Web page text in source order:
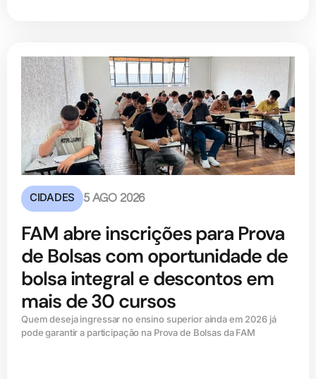
CIDADES 5 AGO 2026
FAM abre inscrições para Prova
de Bolsas com oportunidade de
bolsa integral e descontos em
mais de 30 cursos
Quem deseja ingressar no ensino superior ainda em 2026 já
pode garantir a participação na Prova de Bolsas da FAM